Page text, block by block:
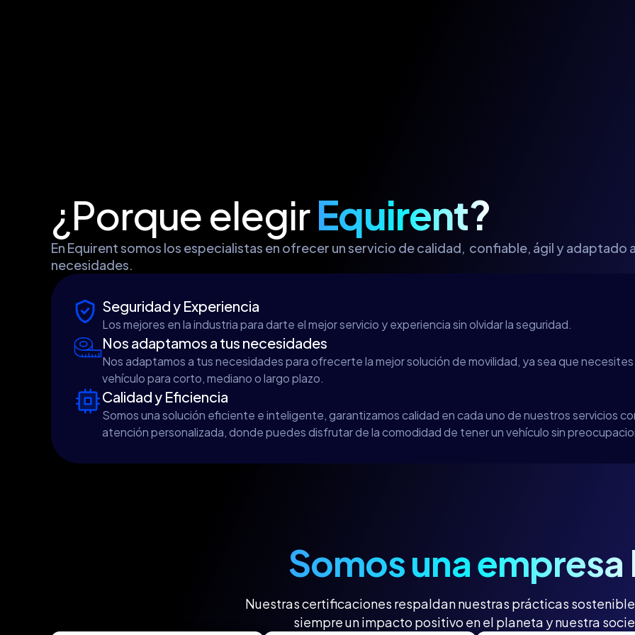
¿Porque elegirEquirent?
En Equirent somos los especialistas en ofrecer un servicio de calidad, confiable, ágil y adaptado
necesidades.
Seguridad y Experiencia
Los mejores en la industria para darte el mejor servicio y experiencia sin olvidar la seguridad.
Nos adaptamos a tus necesidades
Nos adaptamos a tus necesidades para ofrecerte la mejor solución de movilidad, ya sea que necesites
vehículo para corto, mediano o largo plazo.
Calidad y Eficiencia
Somos una solución eficiente e inteligente, garantizamos calidad en cada uno de nuestros servicios
atención personalizada, donde puedes disfrutar de la comodidad de tener un vehículo sin
Somos una
Nuestras certificaciones respaldan nuestras prácticas
siempre un impacto positivo en el planeta y nuestra